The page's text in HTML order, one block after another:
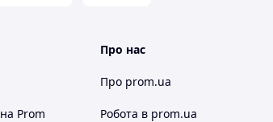
на Prom
Про нас
Про prom.ua
Робота в prom.ua